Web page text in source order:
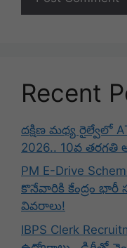
Recent
దక్షిణ మధ్య రైల్వేలో
2026.. 10వ తరగతి
PM E-Drive
కొనేవారికి కేంద్రం భారీ
వివరాలు!
IBPS Clerk